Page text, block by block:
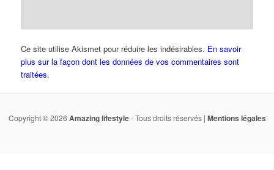
Ce site utilise Akismet pour réduire les indésirables. En savoir
plus sur la façon dont les données de vos commentaires sont
traitées.
Copyright © 2026 Amazing lifestyle- Tous droits réservés | Mentions légales